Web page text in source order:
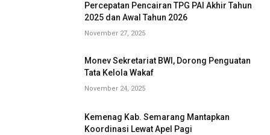
Percepatan Pencairan TPG PAI Akhir Tahun
2025 dan Awal Tahun 2026
November 27, 2025
Monev Sekretariat BWI, Dorong Penguatan
Tata Kelola Wakaf
November 24, 2025
Kemenag Kab. Semarang Mantapkan
Koordinasi Lewat Apel Pagi